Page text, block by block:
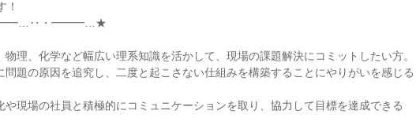
！
・━━━…★
理、化学など幅広い理系知識を活かして、現場の課題解決にコミットしたい方。
題の原因を追究し、二度と起こさない仕組みを構築することにやりがいを感じる
現場の社員と積極的にコミュニケーションを取り、協力して目標を達成できる